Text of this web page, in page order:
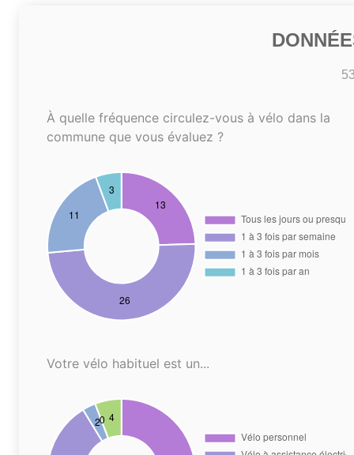
À quelle fréquence circulez-vous à vélo dans la
commune que vous évaluez ?
Votre vélo habituel est un...